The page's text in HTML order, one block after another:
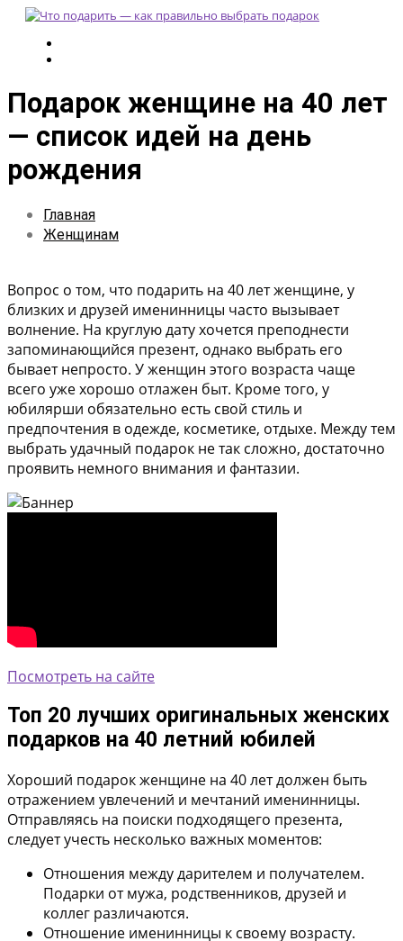
Подарок женщине на 40 лет
— список идей на день
рождения
Главная
Женщинам
Вопрос о том, что подарить на 40 лет женщине, у
близких и друзей именинницы часто вызывает
волнение. На круглую дату хочется преподнести
запоминающийся презент, однако выбрать его
бывает непросто. У женщин этого возраста чаще
всего уже хорошо отлажен быт. Кроме того, у
юбилярши обязательно есть свой стиль и
предпочтения в одежде, косметике, отдыхе. Между тем
выбрать удачный подарок не так сложно, достаточно
проявить немного внимания и фантазии.
Посмотреть на сайте
Топ 20 лучших оригинальных женских
подарков на 40 летний юбилей
Хороший подарок женщине на 40 лет должен быть
отражением увлечений и мечтаний именинницы.
Отправляясь на поиски подходящего презента,
следует учесть несколько важных моментов:
Отношения между дарителем и получателем.
Подарки от мужа, родственников, друзей и
коллег различаются.
Отношение именинницы к своему возрасту.